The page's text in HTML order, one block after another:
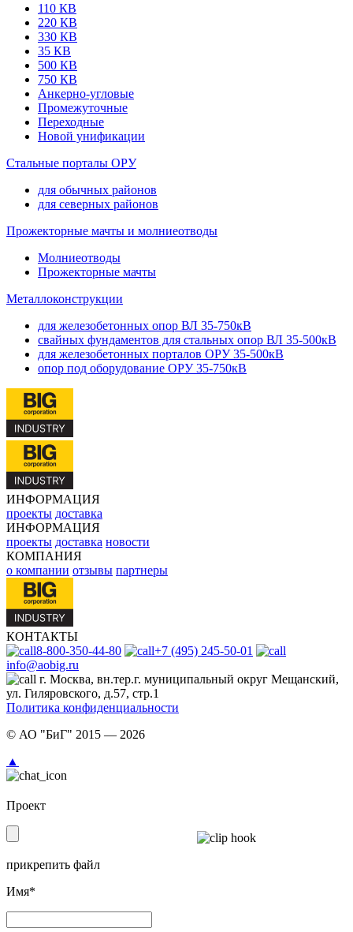
110 КВ
220 КВ
330 КВ
35 КВ
500 КВ
750 КВ
Анкерно-угловые
Промежуточные
Переходные
Новой унификации
Стальные порталы ОРУ
для обычных районов
для северных районов
Прожекторные мачты и молниеотводы
Молниеотводы
Прожекторные мачты
Металлоконструкции
для железобетонных опор ВЛ 35-750кВ
свайных фундаментов для стальных опор ВЛ 35-500кВ
для железобетонных порталов ОРУ 35-500кВ
опор под оборудование ОРУ 35-750кВ
ИНФОРМАЦИЯ
проекты доставка
ИНФОРМАЦИЯ
проекты доставка новости
КОМПАНИЯ
о компании отзывы партнеры
КОНТАКТЫ
8-800-350-44-80
+7 (495) 245-50-01
info@aobig.ru
г. Москва, вн.тер.г. муниципальный округ Мещанский,
ул. Гиляровского, д.57, стр.1
Политика конфиденциальности
© АО "БиГ" 2015 — 2026
▲
Проект
прикрепить файл
Имя*